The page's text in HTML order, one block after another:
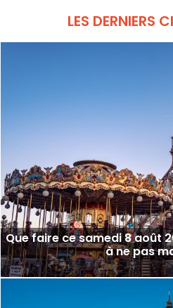
LES DERNIERS
Que faire ce samedi 8 août
à ne pas